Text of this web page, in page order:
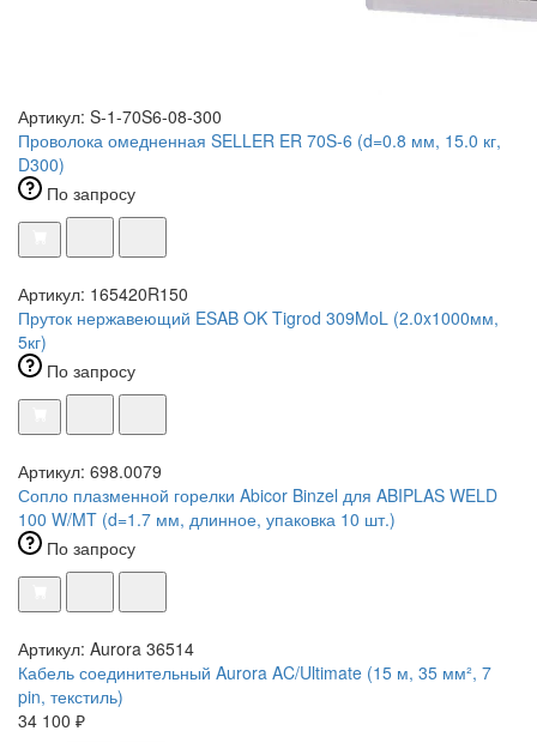
Артикул: S-1-70S6-08-300
Проволока омедненная SELLER ER 70S-6 (d=0.8 мм, 15.0 кг,
D300)
По запросу
Артикул: 165420R150
Пруток нержавеющий ESAB OK Tigrod 309MoL (2.0x1000мм,
5кг)
По запросу
Артикул: 698.0079
Сопло плазменной горелки Abicor Binzel для ABIPLAS WELD
100 W/MT (d=1.7 мм, длинное, упаковка 10 шт.)
По запросу
Артикул: Aurora 36514
Кабель соединительный Aurora AC/Ultimate (15 м, 35 мм², 7
pin, текстиль)
34 100 ₽